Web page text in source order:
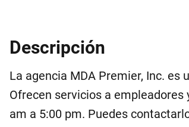
Descripción
La agencia MDA Premier, Inc. es
Ofrecen servicios a empleadores
am a 5:00 pm. Puedes